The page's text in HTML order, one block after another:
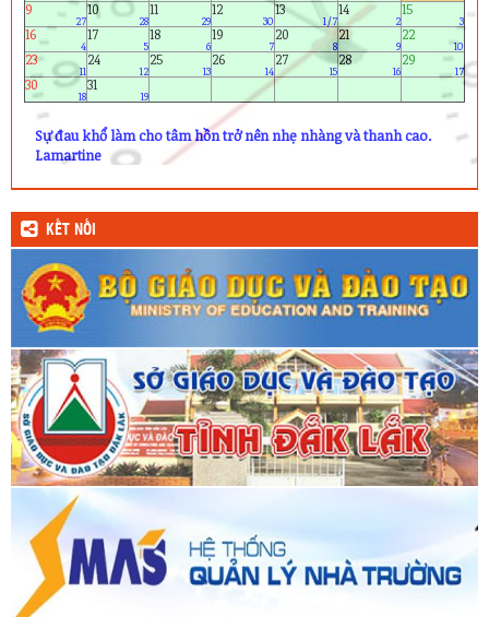
1) Lâm Quang Huy (10A5)
2) Bùi Thị Thùy Anh (10A9)
3) Nguyễn Hà My (10A10)
4) Trần Thị Thủy Chung (11A7)
5) Nguyễn Thị Lệ Thắm (11A8)
6) Phan Thị Anh Thư (12A1)
Bây giờ là 0:26:53
ngày 09/08/2026
Còn
Xem 2025
T7/2026
CN T2 T3 T4 T5 T6
T7
19/6
2
20
3
21
4
22
5
23
6
24
7
25 26
9
27
10
28
11
29
12
30
13
1/7
14
2
15
4 5 6 7 8 9 10
24
12 13
26
14
27
15
28
16
29
17
30
18 19
Sự đau khổ làm cho tâm hồn trở nên nhẹ nhàng và thanh cao.
Lamartine
KẾT NỐI